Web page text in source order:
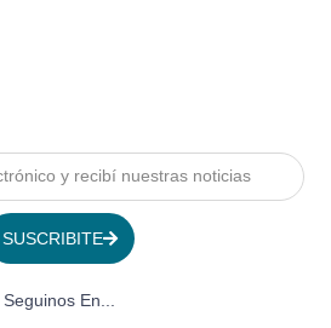
SUSCRIBITE
Seguinos En...